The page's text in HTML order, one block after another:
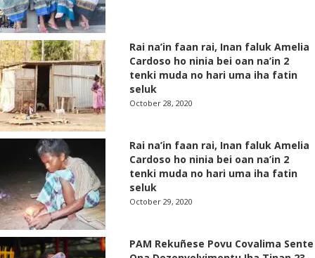
Rai na’in faan rai, Inan faluk Amelia
Cardoso ho ninia bei oan na’in 2
tenki muda no hari uma iha fatin
seluk
October 28, 2020
Rai na’in faan rai, Inan faluk Amelia
Cardoso ho ninia bei oan na’in 2
tenki muda no hari uma iha fatin
seluk
October 29, 2020
PAM Rekuñese Povu Covalima Sente